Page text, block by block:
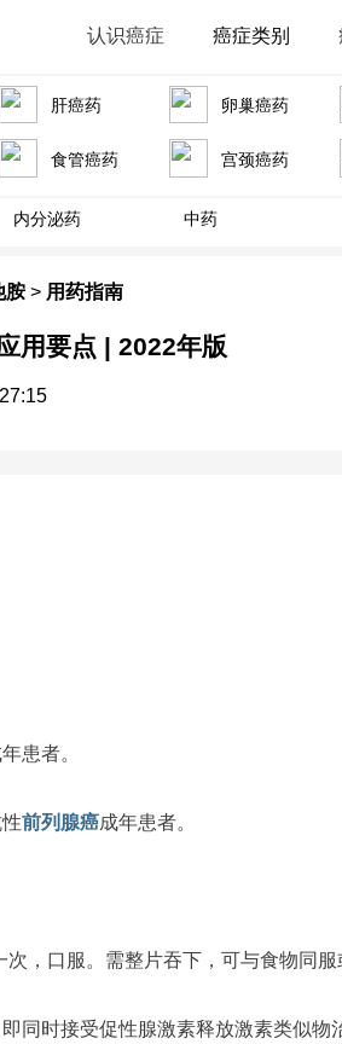
认识癌症 癌症类别
肝癌药 卵巢癌药
食管癌药 宫颈癌药
内分泌药 中药
胺> 用药指南
用要点 | 2022年版
患者。
前列腺癌成年患者。
，口服。需整片吞下，可与食物同服
同时接受促性腺激素释放激素类似物